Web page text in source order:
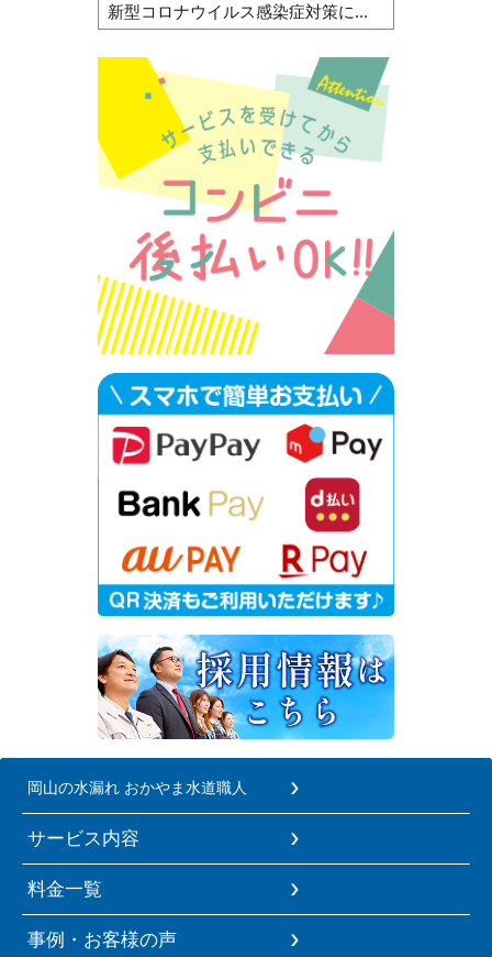
新型コロナウイルス感染症対策に...
岡山の水漏れ おかやま水道職人
サービス内容
料金一覧
事例・お客様の声